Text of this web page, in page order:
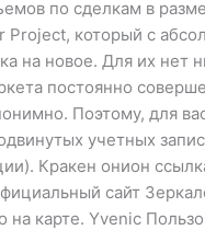
по сделкам в
Project, который с
на новое. Для их нет
постоянно
Поэтому, для
учетных
Кракен онион
сайт
карте. Yvenic